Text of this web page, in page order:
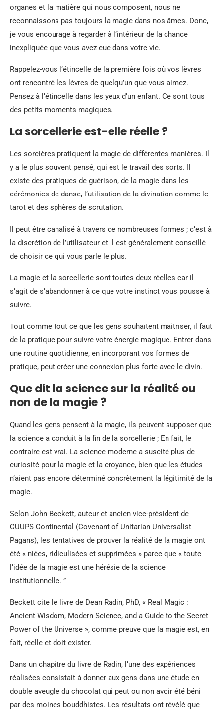
organes et la matière qui nous composent, nous ne
reconnaissons pas toujours la magie dans nos âmes. Donc,
je vous encourage à regarder à l’intérieur de la chance
inexpliquée que vous avez eue dans votre vie.
Rappelez-vous l’étincelle de la première fois où vos lèvres
ont rencontré les lèvres de quelqu’un que vous aimez.
Pensez à l’étincelle dans les yeux d’un enfant. Ce sont tous
des petits moments magiques.
La sorcellerie est-elle réelle ?
Les sorcières pratiquent la magie de différentes manières. Il
y a le plus souvent pensé, qui est le travail des sorts. Il
existe des pratiques de guérison, de la magie dans les
cérémonies de danse, l’utilisation de la divination comme le
tarot et des sphères de scrutation.
Il peut être canalisé à travers de nombreuses formes ; c’est à
la discrétion de l’utilisateur et il est généralement conseillé
de choisir ce qui vous parle le plus.
La magie et la sorcellerie sont toutes deux réelles car il
s’agit de s’abandonner à ce que votre instinct vous pousse à
suivre.
Tout comme tout ce que les gens souhaitent maîtriser, il faut
de la pratique pour suivre votre énergie magique. Entrer dans
une routine quotidienne, en incorporant vos formes de
pratique, peut créer une connexion plus forte avec le divin.
Que dit la science sur la réalité ou
non de la magie ?
Quand les gens pensent à la magie, ils peuvent supposer que
la science a conduit à la fin de la sorcellerie ; En fait, le
contraire est vrai. La science moderne a suscité plus de
curiosité pour la magie et la croyance, bien que les études
n’aient pas encore déterminé concrètement la légitimité de la
magie.
Selon John Beckett, auteur et ancien vice-président de
CUUPS Continental (Covenant of Unitarian Universalist
Pagans), les tentatives de prouver la réalité de la magie ont
été « niées, ridiculisées et supprimées » parce que « toute
l’idée de la magie est une hérésie de la science
institutionnelle. ”
Beckett cite le livre de Dean Radin, PhD, « Real Magic :
Ancient Wisdom, Modern Science, and a Guide to the Secret
Power of the Universe », comme preuve que la magie est, en
fait, réelle et doit exister.
Dans un chapitre du livre de Radin, l’une des expériences
réalisées consistait à donner aux gens dans une étude en
double aveugle du chocolat qui peut ou non avoir été béni
par des moines bouddhistes. Les résultats ont révélé que